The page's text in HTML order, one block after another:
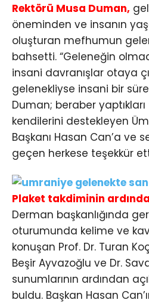
Rektörü Musa Duman,
öneminden ve insanın
oluşturan mefhumun
bahsetti. “Geleneğin
insani davranışlar otaya
gelenekliyse insani bir
Duman; beraber
kendilerini destekleyen
Başkanı Hasan Can’a ve
geçen herkese teşekkür
Plaket takdiminin
Derman başkanlığında
oturumunda kelime ve
konuşan Prof. Dr. Turan
Beşir Ayvazoğlu ve Dr.
sunumlarının ardından
buldu. Başkan Hasan